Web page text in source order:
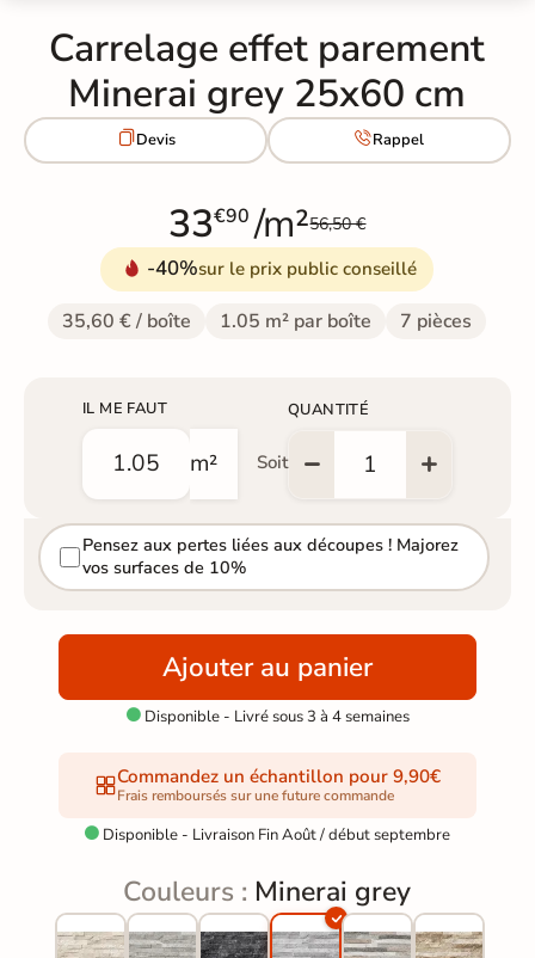
Carrelage effet parement
Minerai grey 25x60 cm
Devis Rappel
33€90 /m²56,50 €
-40%sur le prix public conseillé
35,60 € / boîte 1.05 m² par boîte 7 pièces
IL ME FAUT
m² Soit
QUANTITÉ
Pensez aux pertes liées aux découpes ! Majorez
vos surfaces de 10%
Ajouter au panier
Disponible - Livré sous 3 à 4 semaines
Commandez un échantillon pour 9,90€
Frais remboursés sur une future commande
 Disponible - Livraison Fin Août / début septembre
Couleurs : Minerai grey